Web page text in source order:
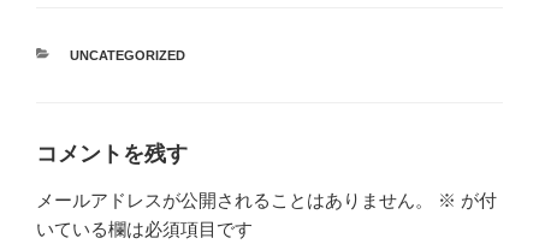
カ
UNCATEGORIZED
コメントを残す
メールアドレスが公開されることはありません。 ※ が付
いている欄は必須項目です